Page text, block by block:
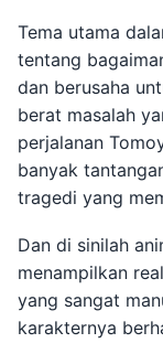
Tema utama
tentang
dan berusaha
berat masalah
perjalanan
banyak
tragedi yang
Dan di sinilah
menampilkan
yang sangat
karakternya